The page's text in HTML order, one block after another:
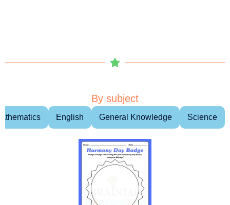
By subject
English General Knowledge Science